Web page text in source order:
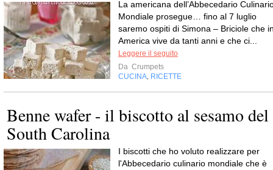
La americana dell’Abbecedario
Mondiale prosegue… fino al 7 luglio
saremo ospiti di Simona – Briciole che
America vive da tanti anni e che ci...
Leggere il seguito
Da Crumpets
CUCINA RICETTE
Benne wafer - il biscotto al sesamo del
South Carolina
I biscotti che ho voluto realizzare per
l'Abbecedario culinario mondiale che è